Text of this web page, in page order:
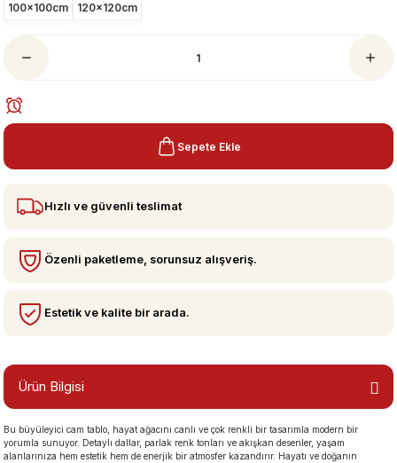
Manzaraları
100x100cm
120x120cm
Sepete Ekle
Hızlı ve güvenli teslimat
Özenli paketleme, sorunsuz alışveriş.
Estetik ve kalite bir arada.
Ürün Bilgisi
Bu büyüleyici cam tablo, hayat ağacını canlı ve çok renkli bir tasarımla modern bir
yorumla sunuyor. Detaylı dallar, parlak renk tonları ve akışkan desenler, yaşam
alanlarınıza hem estetik hem de enerjik bir atmosfer kazandırır. Hayatı ve doğanın